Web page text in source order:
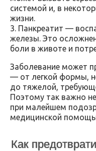
системой и, в
жизни.
3. Панкреатит —
железы. Это
боли в животе и
Заболевание может
— от легкой формы,
до тяжелой,
Поэтому так важно
при малейшем
медицинской
Как